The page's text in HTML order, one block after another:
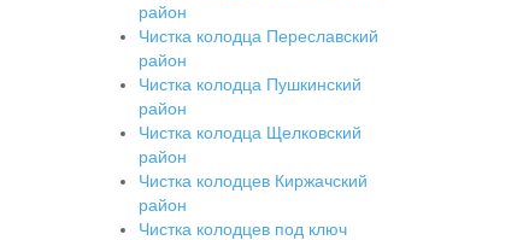
район
Чистка колодца Переславский
район
Чистка колодца Пушкинский
район
Чистка колодца Щелковский
район
Чистка колодцев Киржачский
район
Чистка колодцев под ключ